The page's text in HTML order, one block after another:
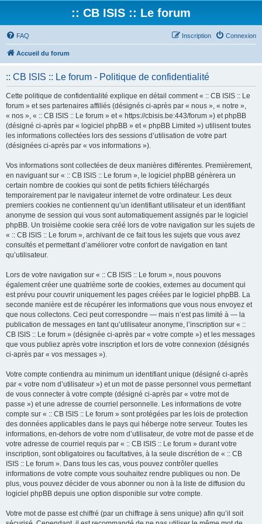
:: CB ISIS :: Le forum
FAQ Connexion
Inscription
Accueil du forum
:: CB ISIS :: Le forum - Politique de confidentialité
Cette politique de confidentialité explique en détail comment « :: CB ISIS :: Le
forum » et ses partenaires affiliés (désignés ci-après par « nous », « notre »,
« nos », « :: CB ISIS :: Le forum » et « https://cbisis.be:443/forum ») et phpBB
(désigné ci-après par « logiciel phpBB » et « phpBB Limited ») utilisent toutes
les informations collectées lors des sessions d’utilisation de votre part
(désignées ci-après par « vos informations »).
Vos informations sont collectées de deux manières différentes. Premièrement,
en naviguant sur « :: CB ISIS :: Le forum », le logiciel phpBB génèrera un
certain nombre de cookies qui sont de petits fichiers téléchargés
temporairement par le navigateur internet de votre ordinateur. Les deux
premiers cookies ne contiennent qu’un identifiant utilisateur et un identifiant
anonyme de session qui vous sont automatiquement assignés par le logiciel
phpBB. Un troisième cookie sera créé lors de votre navigation sur les sujets de
« :: CB ISIS :: Le forum », archivant de ce fait tous les sujets que vous avez
consultés et permettant d’améliorer votre confort de navigation en tant
qu’utilisateur.
Lors de votre navigation sur « :: CB ISIS :: Le forum », nous pouvons
également créer une quatrième sorte de cookies, externes au document qui
est prévu pour couvrir uniquement les pages créées par le logiciel phpBB. La
seconde manière est de récupérer les informations que vous nous envoyez et
que nous collectons. Ceci peut correspondre — mais n’est pas limité à — la
publication de messages en tant qu’utilisateur anonyme, l’inscription sur « ::
CB ISIS :: Le forum » (désignée ci-après par « votre compte ») et les messages
que vous publiez après votre inscription et lors de votre connexion (désignés
ci-après par « vos messages »).
Votre compte contiendra au minimum un identifiant unique (désigné ci-après
par « votre nom d’utilisateur ») et un mot de passe personnel vous permettant
de vous connecter à votre compte (désigné ci-après par « votre mot de
passe ») et une adresse de courriel personnelle. Les informations de votre
compte sur « :: CB ISIS :: Le forum » sont protégées par les lois de protection
des données applicables dans le pays qui héberge notre serveur. Toutes les
informations, en-dehors de votre nom d’utilisateur, de votre mot de passe et de
votre adresse de courriel requis par « :: CB ISIS :: Le forum » durant votre
inscription, sont obligatoires ou facultatives, à la seule discrétion de « :: CB
ISIS :: Le forum ». Dans tous les cas, vous pouvez contrôler quelles
informations de votre compte vous souhaitez rendre publiques ou non. De
plus, vous pouvez décider de vous abonner ou non à la liste de diffusion du
logiciel phpBB depuis une option disponible sur votre compte.
Votre mot de passe est chiffré (par un chiffrage à sens unique) afin qu’il soit